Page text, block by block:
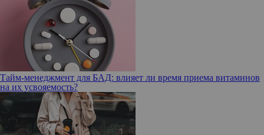
Тайм-менеджмент для БАД: влияет ли время приема витаминов
на их усвояемость?